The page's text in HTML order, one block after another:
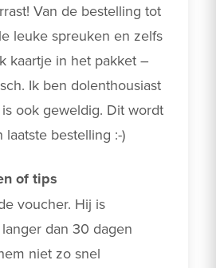
Van de bestelling tot
leuke spreuken en zelfs
kaartje in het pakket –
Ik ben dolenthousiast
ook geweldig. Dit wordt
bestelling :-)
of tips
voucher. Hij is
dan 30 dagen
niet zo snel